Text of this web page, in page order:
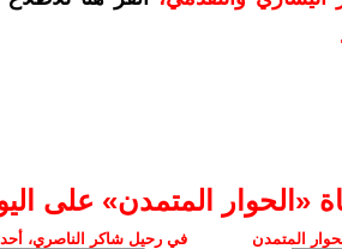
‫«الحوار المتمدن» على
المتمدن في رحيل شاكر الناصري،